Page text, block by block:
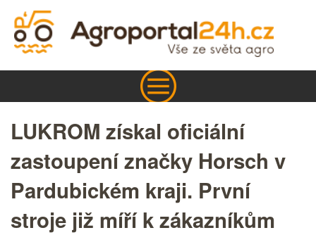
LUKROM získal oficiální
zastoupení značky Horsch v
Pardubickém kraji. První
stroje již míří k zákazníkům